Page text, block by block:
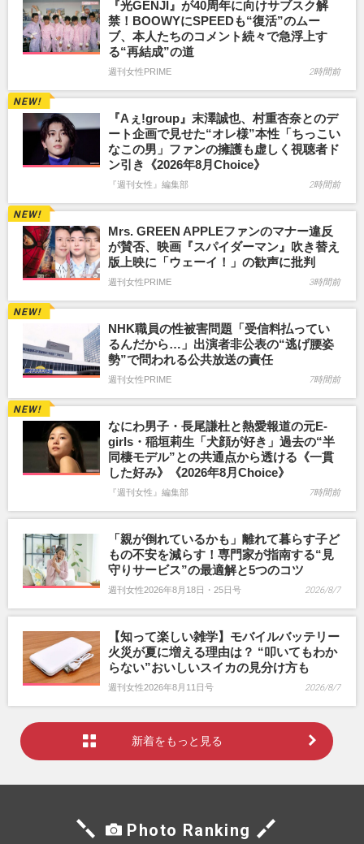
『光GENJI』が40周年に向けサブスク解
禁！BOOWYにSPEEDも“復活”のムー
ブ、本人たちのコメント続々で急浮上す
る“再結成”の道
週刊女性PRIME 2時間前
『Aぇ!group』末澤誠也、村重杏奈とのデ
ート企画で見せた“オレ様”本性「ちっこい
なこの男」ファンの擁護も虚しく視聴者ド
ン引き《2026年8月Choice》
『週刊女性』編集部 2時間前
Mrs. GREEN APPLEファンのマナー違反
が賛否、映画『スパイダーマン』吹き替え
版上映に「ウェーイ！」の歓声に批判
週刊女性PRIME 3時間前
NHK職員の性被害問題「受信料払ってい
るんだから…」出演者非公表の“逃げ腰姿
勢”で問われる公共放送の責任
週刊女性PRIME 7時間前
なにわ男子・長尾謙杜と熱愛報道の元E-
girls・稲垣莉生「犬顔が好き」過去の“半
同棲モデル”との共通点から透ける《一貫
した好み》《2026年8月Choice》
『週刊女性』編集部 7時間前
「親が倒れているかも」離れて暮らす子ど
もの不安を減らす！専門家が指南する“見
守りサービス”の最適解と5つのコツ
週刊女性2026年8月18日・25日号 2026/8/7
【知って楽しい雑学】モバイルバッテリー
火災が夏に増える理由は？ “叩いてもわか
らない”おいしいスイカの見分け方も
週刊女性2026年8月11日号 2026/8/7
新着をもっと見る
Photo Ranking